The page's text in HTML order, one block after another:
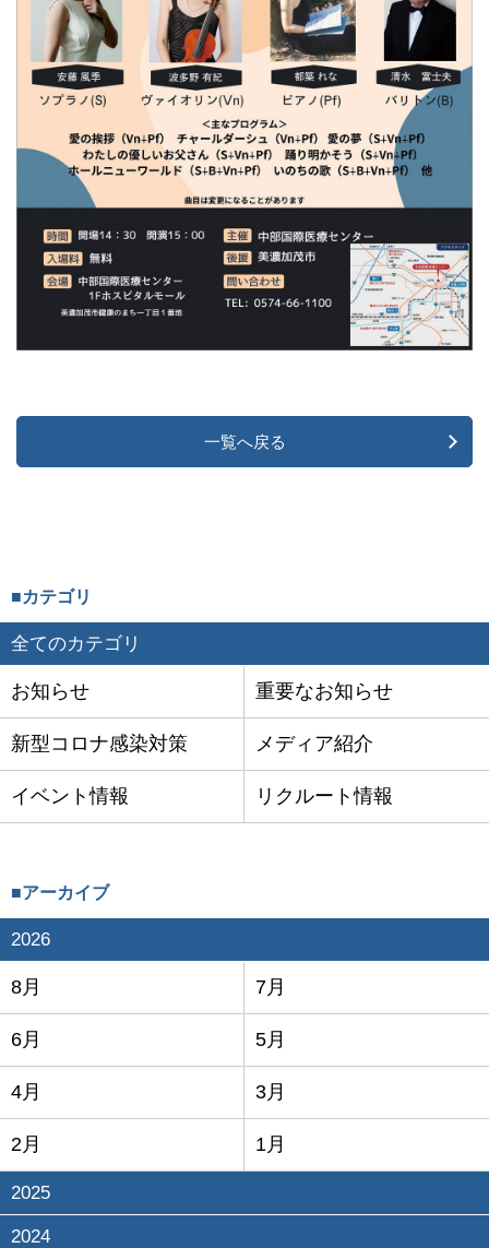
一覧へ戻る
■カテゴリ
全てのカテゴリ
お知らせ 重要なお知らせ
新型コロナ感染対策 メディア紹介
イベント情報 リクルート情報
■アーカイブ
2026
8月 7月
6月 5月
4月 3月
2月 1月
2025
2024